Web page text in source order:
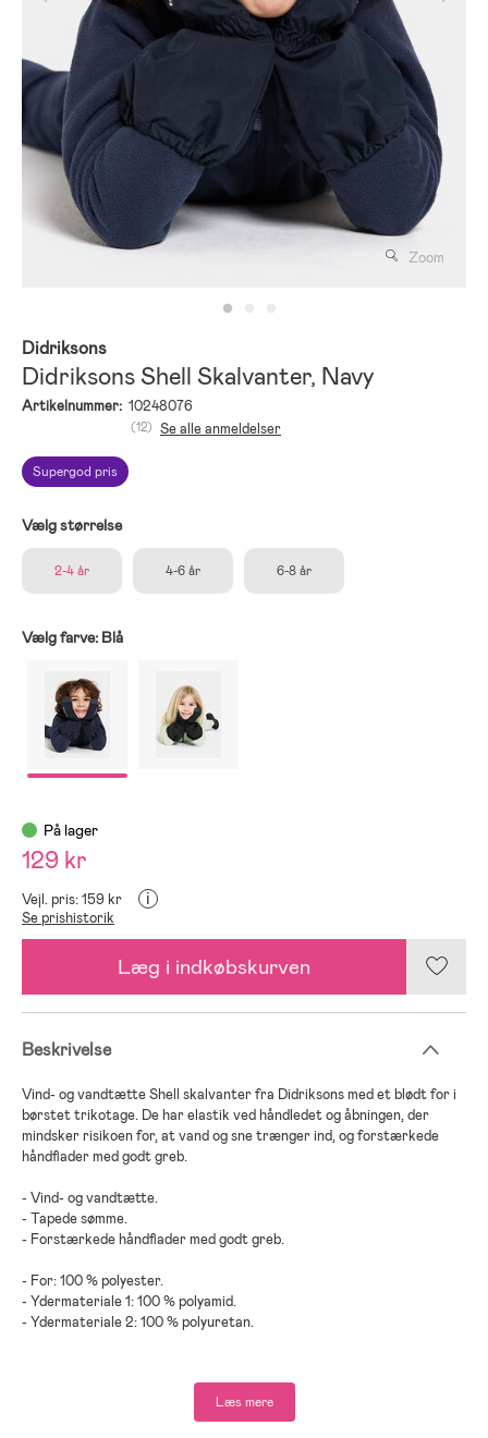
Zoom
Didriksons
Didriksons Shell Skalvanter, Navy
Artikelnummer: 10248076
Supergod pris
(12) Se alle anmeldelser
Vælg størrelse
2-4 år 4-6 år 6-8 år
Vælg farve: Blå
På lager
129 kr
Vejl. pris: 159 kr i
Se prishistorik
Læg i indkøbskurven
Beskrivelse
Vind- og vandtætte Shell skalvanter fra Didriksons med et blødt for i
børstet trikotage. De har elastik ved håndledet og åbningen, der
mindsker risikoen for, at vand og sne trænger ind, og forstærkede
håndflader med godt greb.
- Vind- og vandtætte.
- Tapede sømme.
- Forstærkede håndflader med godt greb.
- For: 100 % polyester.
- Ydermateriale 1: 100 % polyamid.
- Ydermateriale 2: 100 % polyuretan.
Læs mere